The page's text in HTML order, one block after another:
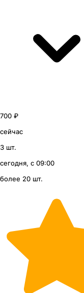
700 ₽
сейчас
3 шт.
сегодня, с 09:00
более 20 шт.